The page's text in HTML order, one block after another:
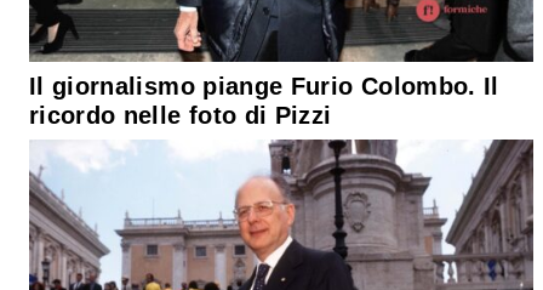
Il giornalismo piange Furio Colombo. Il
ricordo nelle foto di Pizzi